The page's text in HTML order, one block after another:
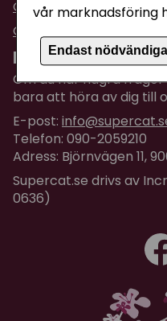
vår marknadsföring
Endast nödvändiga
Om företaget /
Om Cookies
Kundtjänst
Om du har några
bara att höra av dig till
E-post:
Telefon: 090-2059210
Adress: Björnvägen 11,
Supercat.se drivs av
0636)